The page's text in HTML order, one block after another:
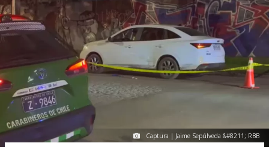
Captura | Jaime Sepúlveda &#8211; RBB